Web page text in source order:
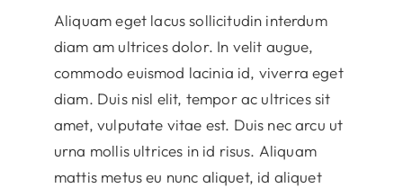
Aliquam eget lacus sollicitudin interdum
diam am ultrices dolor. In velit augue,
commodo euismod lacinia id, viverra eget
diam. Duis nisl elit, tempor ac ultrices sit
amet, vulputate vitae est. Duis nec arcu ut
urna mollis ultrices in id risus. Aliquam
mattis metus eu nunc aliquet, id aliquet